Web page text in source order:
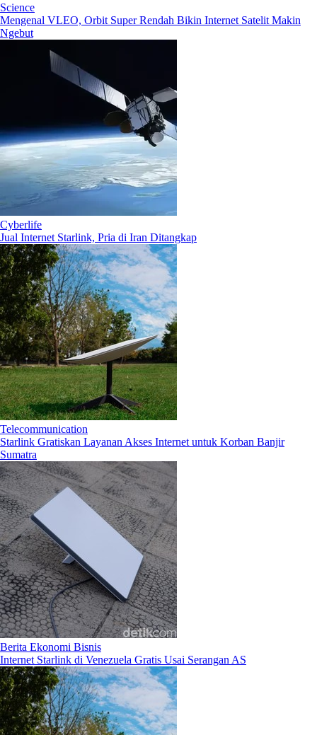
Science
Mengenal VLEO, Orbit Super Rendah Bikin Internet Satelit Makin
Ngebut
Cyberlife
Jual Internet Starlink, Pria di Iran Ditangkap
Telecommunication
Starlink Gratiskan Layanan Akses Internet untuk Korban Banjir
Sumatra
Berita Ekonomi Bisnis
Internet Starlink di Venezuela Gratis Usai Serangan AS